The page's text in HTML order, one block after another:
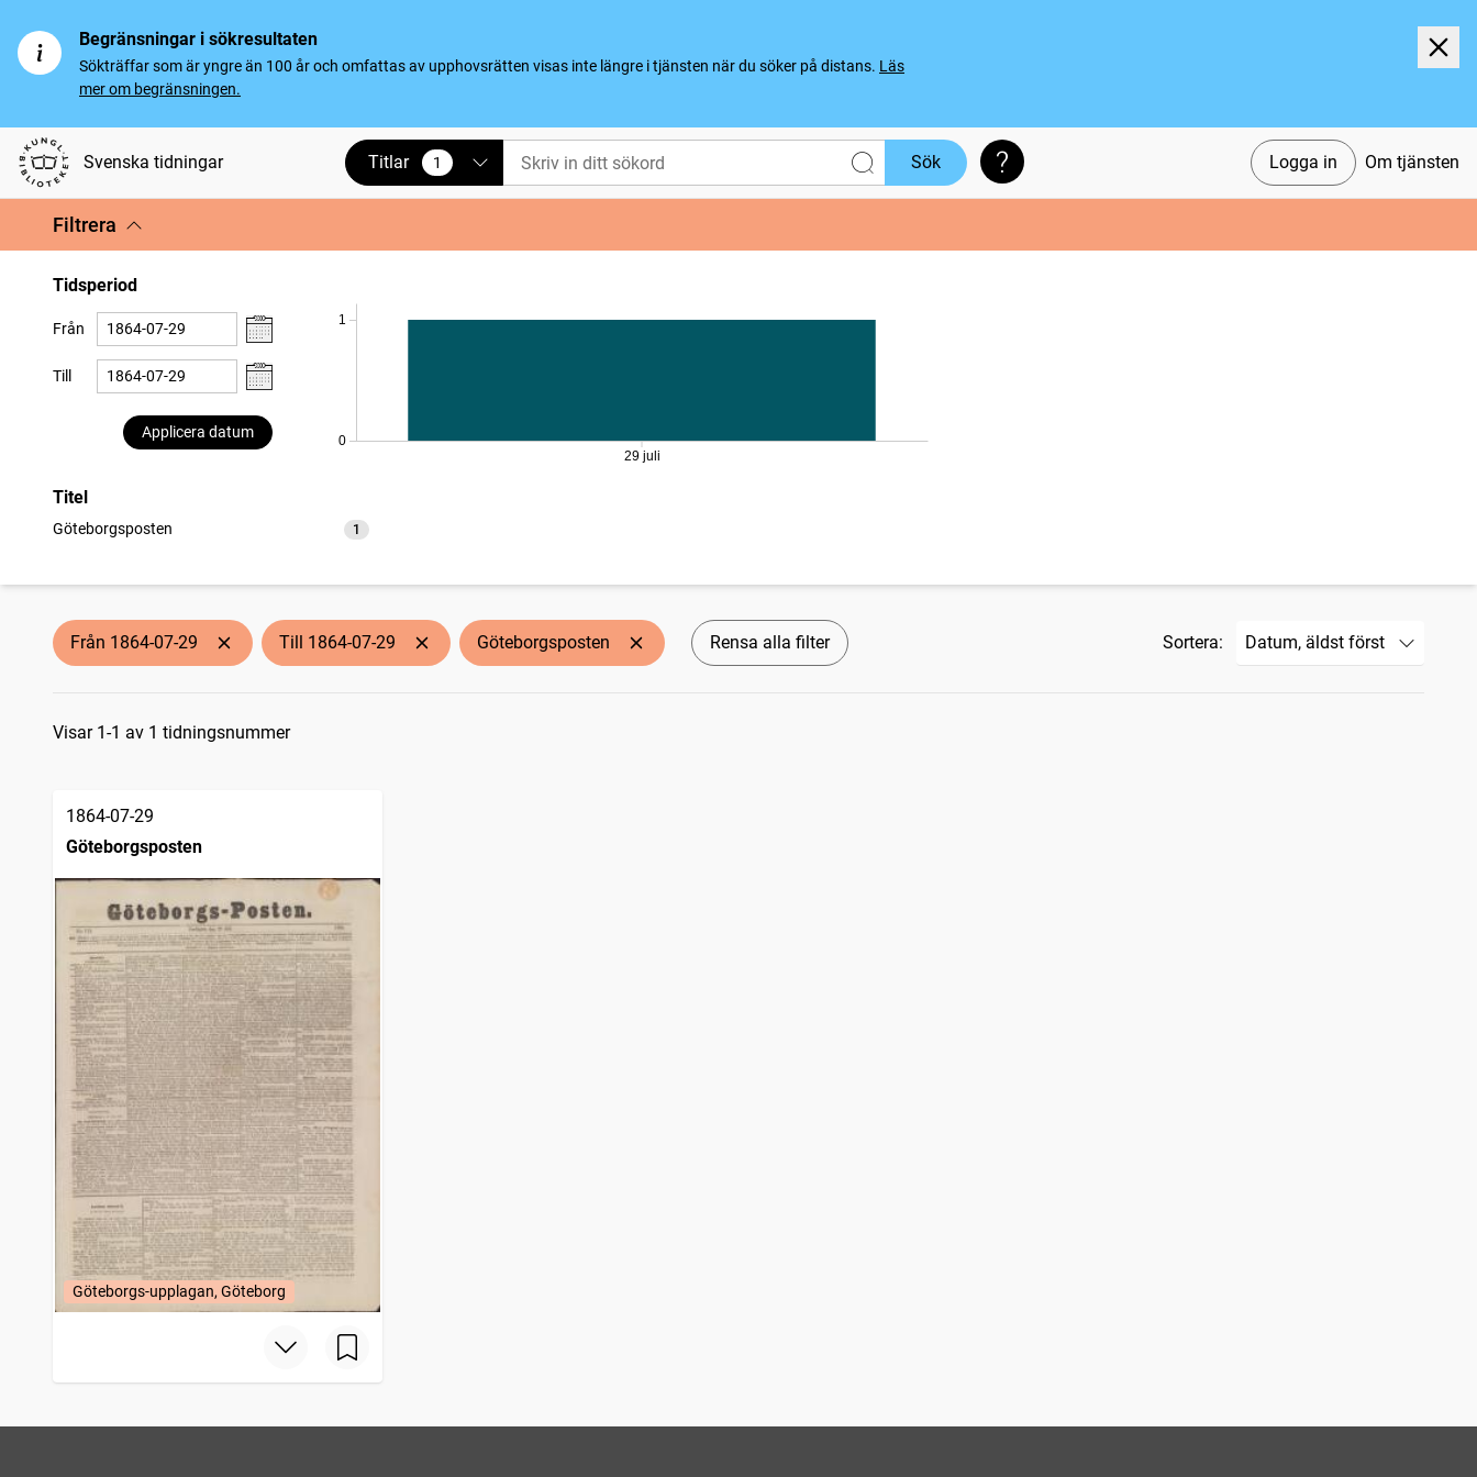
Begränsningar i sökresultaten
Sökträffar som är yngre än 100 år och omfattas av upphovsrätten visas inte längre i tjänsten när du söker på distans. Läs
mer om begränsningen.
Svenska tidningar Logga in Om tjänsten
Titlar 1
vald Sök Söktips
Filtrera
Tidsperiod
Från
Till
Applicera datum
0
1
29 juli
Titel
Göteborgsposten 1
träffar
Från 1864-07-29 Till 1864-07-29 Göteborgsposten Rensa alla filter Sortera:
Sökresultat
Visar 1-1 av 1 tidningsnummer
1864-07-29
Göteborgsposten
Göteborgs-upplagan, Göteborg